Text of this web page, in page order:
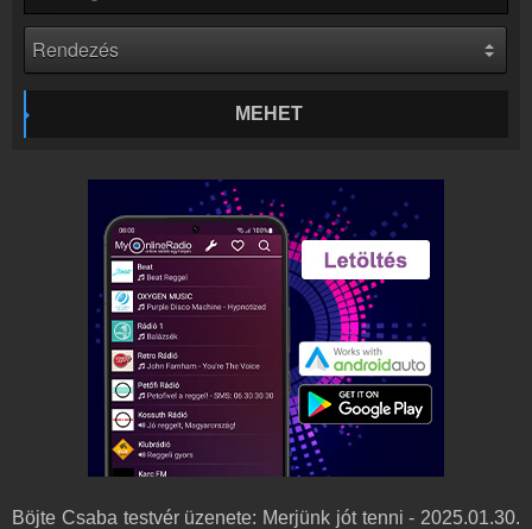
Rádió beágyazás
Ágyazd be weboldaladba
Online rádió készítés
Készítés lépésről lépésre MEHET
Böjte Csaba testvér üzenete: Merjünk jót tenni - 2025.01.30.